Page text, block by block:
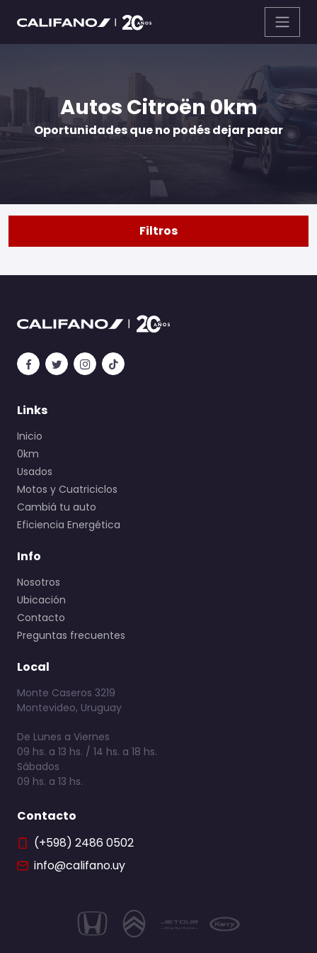
Autos Citroën 0km
Oportunidades que no podés dejar pasar
Filtros
Links
Inicio
0km
Usados
Motos y Cuatriciclos
Cambiá tu auto
Eficiencia Energética
Info
Nosotros
Ubicación
Contacto
Preguntas frecuentes
Local
Monte Caseros 3219
Montevideo, Uruguay
De Lunes a Viernes
09 hs. a 13 hs. / 14 hs. a 18 hs.
Sábados
09 hs. a 13 hs.
Contacto
(+598) 2486 0502
info@califano.uy